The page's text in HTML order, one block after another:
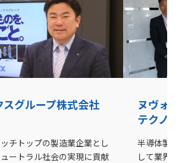
スグループ株式会社
チトップの製造業企業とし
ートラル社会の実現に貢献
ヌヴォト
テクノロ
半導体製造
して業界の